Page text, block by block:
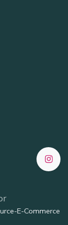
E-Commerce